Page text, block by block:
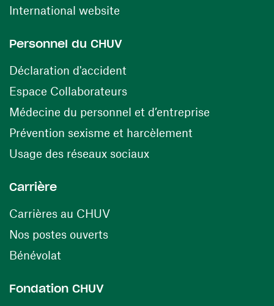
International website
Personnel du CHUV
Déclaration d'accident
Espace Collaborateurs(ouvre une nouvelle fenêtre)
Médecine du personnel et d’entreprise
Prévention sexisme et harcèlement
Usage des réseaux sociaux(ouvre une nouvelle
Carrière
Carrières au CHUV(ouvre une nouvelle fenêtre)
Nos postes ouverts(ouvre une nouvelle fenêtre)
Bénévolat
Fondation CHUV